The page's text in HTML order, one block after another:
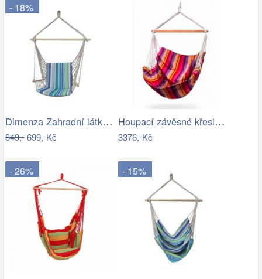
- 18%
Dimenza Zahradní látková houpačka…
849,-699,-Kč
Houpací závěsné křeslo Colca
3376,-Kč
- 26% - 15%